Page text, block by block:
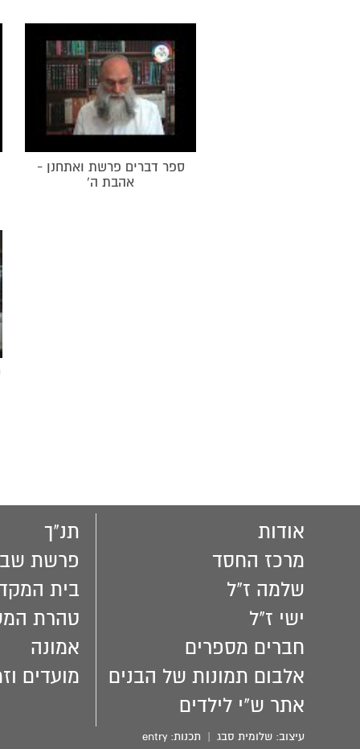
ספר דברים פרשת ואתחנן -
אהבת ה'
אודות
מרכז החסד
שלמה ז"ל
ישי ז"ל
חברים מספרים
אלבום תמונות של הבנים
אתר ש"י לילדים
תנ"ך
פרשת
בית
טהרת
אמונה
מועדים
עיצוב:שלומית סבג | תכנות:entry